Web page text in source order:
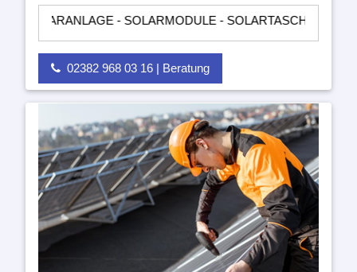
- SOLARMODULE - SOLARTASCHEN -
02382 968 03 16 | Beratung